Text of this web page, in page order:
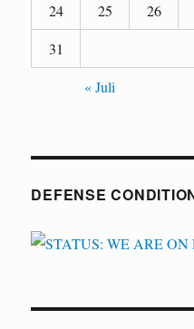
24
25 26
31
« Juli
DEFENSE